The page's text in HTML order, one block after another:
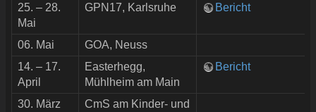
25. – 28.
Mai
GPN17, Karlsruhe Bericht
06. Mai
GOA, Neuss
14. – 17.
April
Easterhegg,
Mühlheim am Main
Bericht
30. März
CmS am Kinder- und